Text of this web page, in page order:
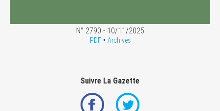
N° 2790 - 10/11/2025
PDF• Archives
Suivre La Gazette